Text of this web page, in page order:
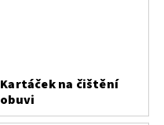
Kartáček na čištění
obuvi